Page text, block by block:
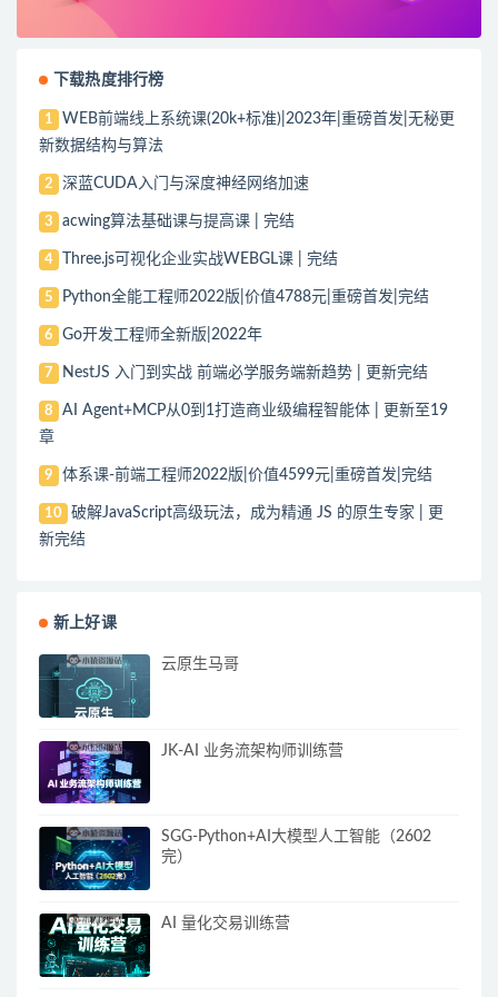
下载热度排行榜
1
WEB前端线上系统课(20k+标准)|2023年|重磅首发|无秘更
新数据结构与算法
2 深蓝CUDA入门与深度神经网络加速
3 acwing算法基础课与提高课 | 完结
4 Three.js可视化企业实战WEBGL课 | 完结
5 Python全能工程师2022版|价值4788元|重磅首发|完结
6 Go开发工程师全新版|2022年
7 NestJS 入门到实战 前端必学服务端新趋势 | 更新完结
8
AI Agent+MCP从0到1打造商业级编程智能体 | 更新至19
章
9 体系课-前端工程师2022版|价值4599元|重磅首发|完结
10
破解JavaScript高级玩法，成为精通 JS 的原生专家 | 更
新完结
新上好课
云原生马哥
JK-AI 业务流架构师训练营
SGG-Python+AI大模型人工智能（2602
完）
AI 量化交易训练营